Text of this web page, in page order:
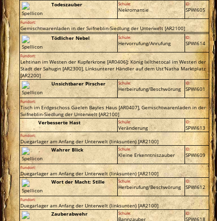
Todeszauber
Schule:
Nekromantie
ID:
SPWI605
Fundort:
Gemischtwarenladen in der Svifneblin-Siedlung der Unterwelt [AR2100]
Tödlicher Nebel
Schule:
Hervorrufung/Anrufung
ID:
SPWI614
Fundort:
Lehtinan im Westen der Kupferkrone [AR0406]; König Ixilthetocal im Westen der
Stadt der Sahugin [AR2300], Linksunterer Händler auf dem Ust'Natha Marktplatz
[AR2200]
Unsichtbarer Pirscher
Schule:
Herbeirufung/Beschwörung
ID:
SPWI601
Fundort:
Tisch im Erdgeschoss Gaelen Bayles Haus [AR0407], Gemischtwarenladen in der
Svifneblin-Siedlung der Unterwelt [AR2100]
Verbesserte Hast
Schule:
Veränderung
ID:
SPWI613
Fundort:
Duegarlager am Anfang der Unterwelt (linksunten) [AR2100]
Wahrer Blick
Schule:
Kleine Erkenntniszauber
ID:
SPWI609
Fundort:
Duegarlager am Anfang der Unterwelt (linksunten) [AR2100]
Wort der Macht: Stille
Schule:
Herbeirufung/Beschwörung
ID:
SPWI612
Fundort:
Duegarlager am Anfang der Unterwelt (linksunten) [AR2100]
Zauberabwehr
Schule:
Bannzauber
ID:
SPWI618